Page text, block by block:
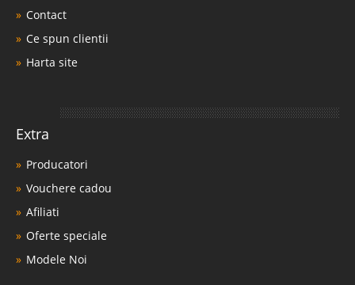
Contact
Ce spun clientii
Harta site
Extra
Producatori
Vouchere cadou
Afiliati
Oferte speciale
Modele Noi